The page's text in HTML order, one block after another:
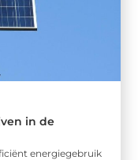
in de
energiegebruik